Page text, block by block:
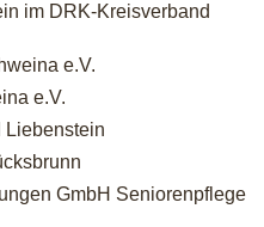
im DRK-Kreisverband
e.V.
e.V.
Liebenstein
GmbH Seniorenpflege